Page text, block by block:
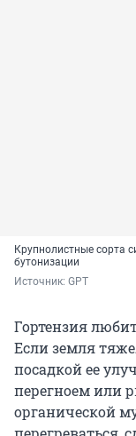
Крупнолистные сорта
бутонизации
Источник: GPT
Гортензия
Если земля
посадкой ее
перегноем или
органической